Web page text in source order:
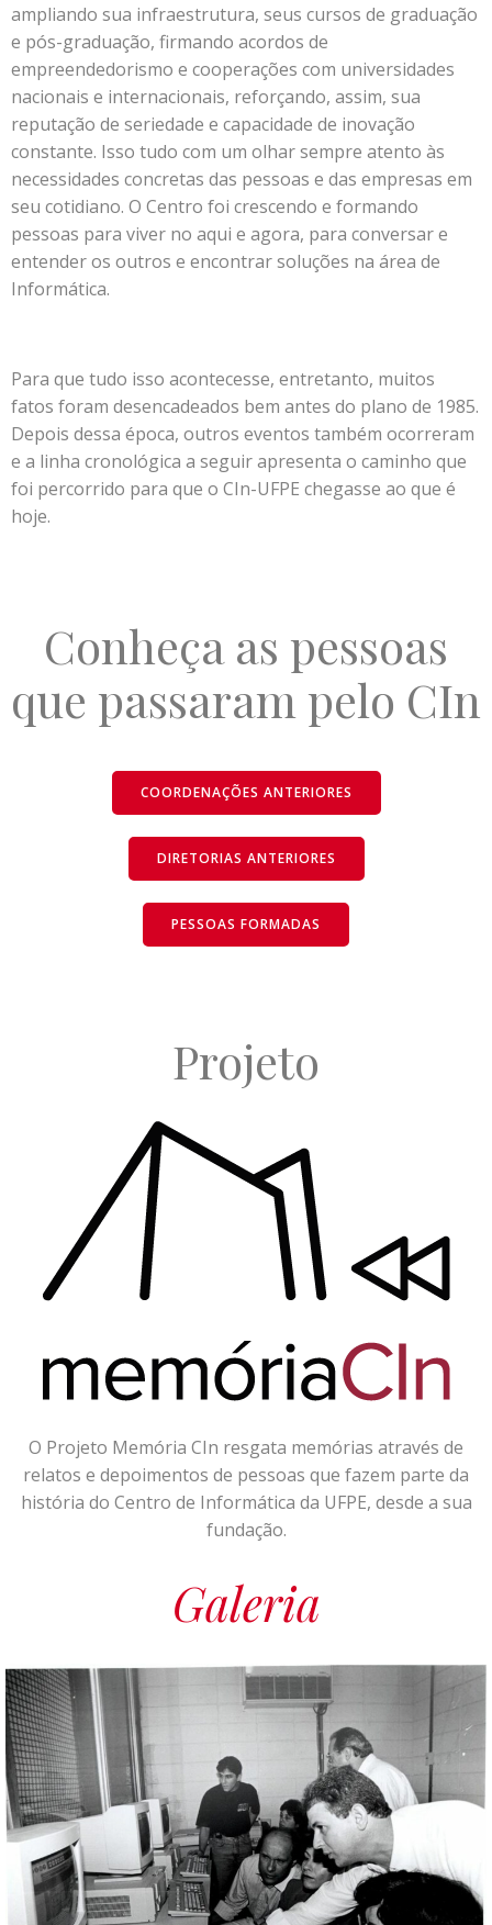
ampliando sua infraestrutura, seus cursos de graduação
e pós-graduação, firmando acordos de
empreendedorismo e cooperações com universidades
nacionais e internacionais, reforçando, assim, sua
reputação de seriedade e capacidade de inovação
constante. Isso tudo com um olhar sempre atento às
necessidades concretas das pessoas e das empresas em
seu cotidiano. O Centro foi crescendo e formando
pessoas para viver no aqui e agora, para conversar e
entender os outros e encontrar soluções na área de
Informática.
Para que tudo isso acontecesse, entretanto, muitos
fatos foram desencadeados bem antes do plano de 1985.
Depois dessa época, outros eventos também ocorreram
e a linha cronológica a seguir apresenta o caminho que
foi percorrido para que o CIn-UFPE chegasse ao que é
hoje.
Conheça as pessoas
que passaram pelo CIn
COORDENAÇÕES ANTERIORES
DIRETORIAS ANTERIORES
PESSOAS FORMADAS
Projeto
O Projeto Memória CIn resgata memórias através de
relatos e depoimentos de pessoas que fazem parte da
história do Centro de Informática da UFPE, desde a sua
fundação.
Galeria